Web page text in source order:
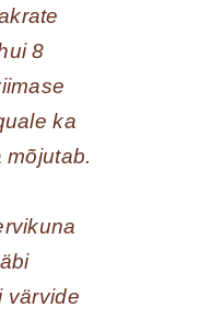
8
ka
mõjutab.
värvide